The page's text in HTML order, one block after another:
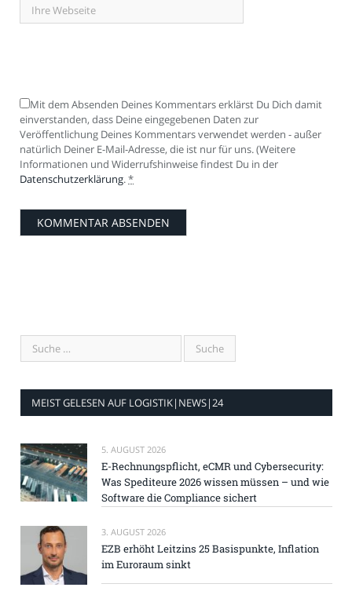
Mit dem Absenden Deines Kommentars erklärst Du Dich damit
einverstanden, dass Deine eingegebenen Daten zur
Veröffentlichung Deines Kommentars verwendet werden - außer
natürlich Deiner E-Mail-Adresse, die ist nur für uns. (Weitere
Informationen und Widerrufshinweise findest Du in der
Datenschutzerklärung.*
MEIST GELESEN AUF LOGISTIK|NEWS|24
5. AUGUST 2026
E-Rechnungspflicht, eCMR und Cybersecurity:
Was Spediteure 2026 wissen müssen – und wie
Software die Compliance sichert
3. AUGUST 2026
EZB erhöht Leitzins 25 Basispunkte, Inflation
im Euroraum sinkt